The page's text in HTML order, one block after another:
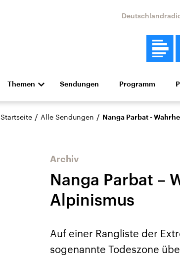
Themen
Die Nachrichten Politik Wirtschaft
Hörspiel und Feature Musik
Hintergründe
Wirtschaftlich und
militärisch gehören die
Vereinigten Staaten zu
Nahostkonflikt
Der Überfall der
palästinensischen
Terrororganisation
Hamas im Oktober
Sendungen Programm
Startseite / Alle Sendungen / Nanga Parbat -
Archiv
Nanga Parbat –
Alpinismus
Auf einer Rangliste der
sogenannte Todeszone